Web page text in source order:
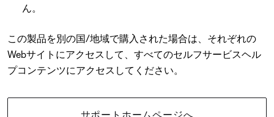
ん。
この製品を別の国/地域で購入された場合は、それぞれの
Webサイトにアクセスして、すべてのセルフサービスヘル
プコンテンツにアクセスしてください。
サポートホームページへ